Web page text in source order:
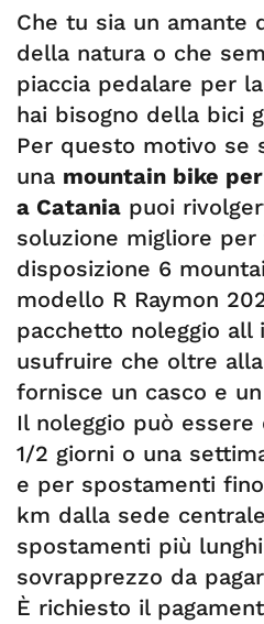
Che tu sia un amante
della natura o che
piaccia pedalare per
hai bisogno della bici
Per questo motivo se
una mountain bike
a Catania puoi
soluzione migliore per
disposizione 6
modello R Raymon
pacchetto noleggio all
usufruire che oltre
fornisce un casco e
Il noleggio può
1/2 giorni o una
e per spostamenti
km dalla sede
spostamenti più
sovrapprezzo da
È richiesto il